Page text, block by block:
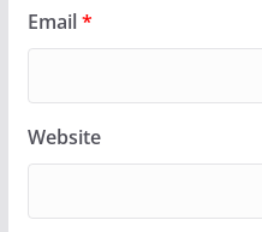
Email*
Website